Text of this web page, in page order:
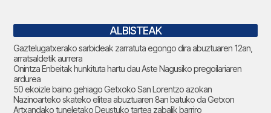
ALBISTEAK
Gaztelugatxerako sarbideak zarratuta egongo dira abuztuaren 12an,
arratsaldetik aurrera
Onintza Enbeitak hunkituta hartu dau Aste Nagusiko pregoilariaren
ardurea
50 ekoizle baino gehiago Getxoko San Lorentzo azokan
Nazinoarteko skateko elitea abuztuaren 8an batuko da Getxon
Artxandako tuneletako Deustuko tartea zabalik barriro